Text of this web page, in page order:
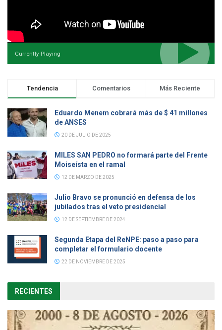
Currently Playing
Tendencia Comentarios Más Reciente
Eduardo Menem cobrará más de $ 41 millones
de ANSES
20 DE JULIO DE 2025
MILES SAN PEDRO no formará parte del Frente
Moiseísta en el ramal
12 DE MARZO DE 2025
Julio Bravo se pronunció en defensa de los
jubilados tras el veto presidencial
12 DE SEPTIEMBRE DE 2024
Segunda Etapa del ReNPE: paso a paso para
completar el formulario docente
22 DE NOVIEMBRE DE 2025
RECIENTES